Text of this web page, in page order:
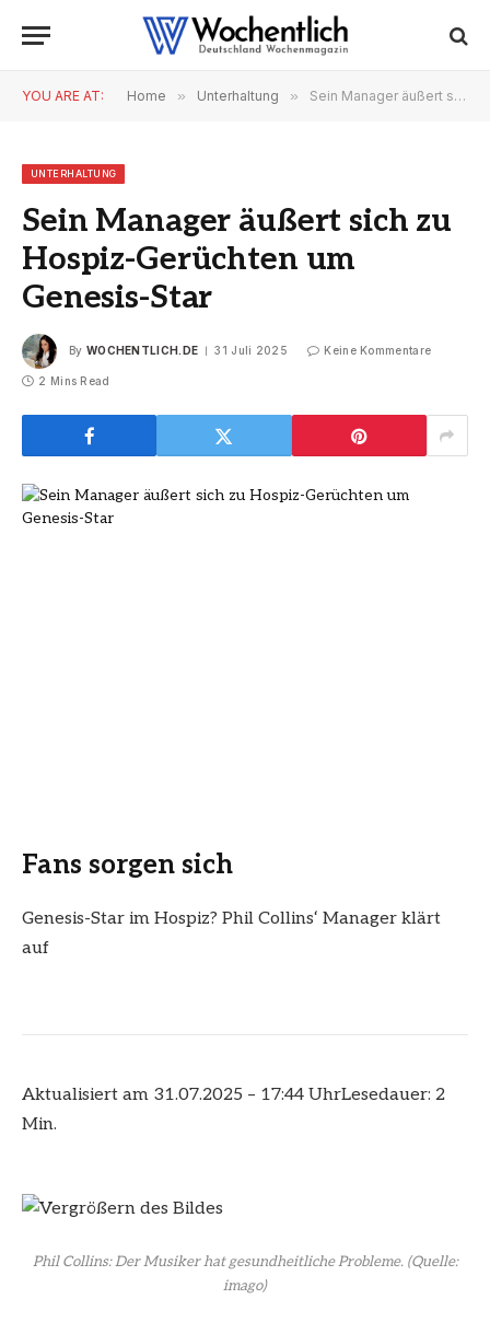
YOU ARE AT: Home » Unterhaltung » Sein Manager äußert sich zu Hospiz-Gerüchten um Genesis-Star
UNTERHALTUNG
Sein Manager äußert sich zu
Hospiz-Gerüchten um
Genesis-Star
By WOCHENTLICH.DE 31 Juli 2025 Keine Kommentare
2 Mins Read
Fans sorgen sich
Genesis-Star im Hospiz? Phil Collins‘ Manager klärt
auf
Aktualisiert am 31.07.2025 – 17:44 UhrLesedauer: 2
Min.
Phil Collins: Der Musiker hat gesundheitliche Probleme.(Quelle:
imago)